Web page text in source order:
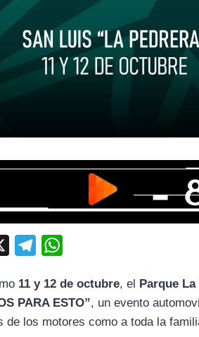
l
e
g
a
t
s
11 y 12 de octubre, el Parque
PARA ESTO”, un evento
de los motores como a toda la